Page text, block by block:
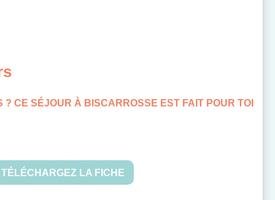
? CE SÉJOUR À BISCARROSSE EST FAIT POUR TOI
TÉLÉCHARGEZ LA FICHE